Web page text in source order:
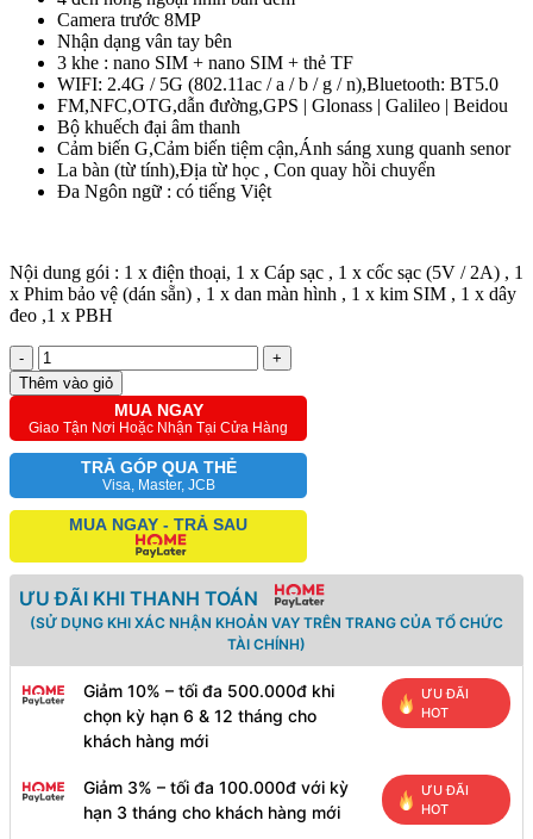
Camera trước 8MP
Nhận dạng vân tay bên
3 khe : nano SIM + nano SIM + thẻ TF
WIFI: 2.4G / 5G (802.11ac / a / b / g / n),Bluetooth: BT5.0
FM,NFC,OTG,dẫn đường,GPS | Glonass | Galileo | Beidou
Bộ khuếch đại âm thanh
Cảm biến G,Cảm biến tiệm cận,Ánh sáng xung quanh senor
La bàn (từ tính),Địa từ học , Con quay hồi chuyển
Đa Ngôn ngữ : có tiếng Việt
Nội dung gói : 1 x điện thoại, 1 x Cáp sạc , 1 x cốc sạc (5V / 2A) , 1
x Phim bảo vệ (dán sẵn) , 1 x dan màn hình , 1 x kim SIM , 1 x dây
đeo ,1 x PBH
-
+
Thêm vào giỏ
MUA NGAY
Giao Tận Nơi Hoặc Nhận Tại Cửa Hàng
TRẢ GÓP QUA THẺ
Visa, Master, JCB
MUA NGAY - TRẢ SAU
ƯU ĐÃI KHI THANH TOÁN
(SỬ DỤNG KHI XÁC NHẬN KHOẢN VAY TRÊN TRANG CỦA TỔ CHỨC
TÀI CHÍNH)
Giảm 10% – tối đa 500.000đ khi
chọn kỳ hạn 6 & 12 tháng cho
khách hàng mới
ƯU ĐÃI
HOT
Giảm 3% – tối đa 100.000đ với kỳ
hạn 3 tháng cho khách hàng mới
ƯU ĐÃI
HOT